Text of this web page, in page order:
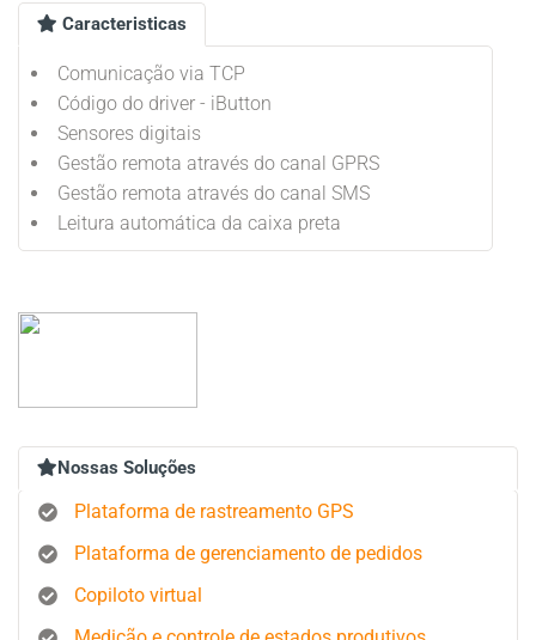
Caracteristicas
Comunicação via TCP
Código do driver - iButton
Sensores digitais
Gestão remota através do canal GPRS
Gestão remota através do canal SMS
Leitura automática da caixa preta
Nossas Soluções
Plataforma de rastreamento GPS
Plataforma de gerenciamento de pedidos
Copiloto virtual